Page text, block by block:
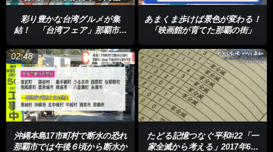
彩り豊かな台湾グルメが集
結！ 「台湾フェア」那覇市で
あまくま歩けば景色が変わる！
「映画館が育てた那覇の街」
02:48
沖縄本島17市町村で断水の恐れ
那覇市では午後６頃から断水か
たどる記憶つなぐ平和#22「一
家全滅から考える」2017年6月